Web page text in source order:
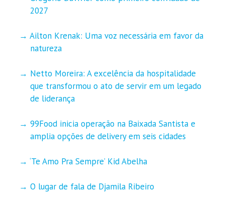
2027
Ailton Krenak: Uma voz necessária em favor da
natureza
Netto Moreira: A excelência da hospitalidade
que transformou o ato de servir em um legado
de liderança
99Food inicia operação na Baixada Santista e
amplia opções de delivery em seis cidades
‘Te Amo Pra Sempre’ Kid Abelha
O lugar de fala de Djamila Ribeiro